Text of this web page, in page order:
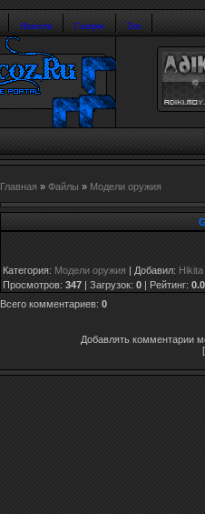
Новости Галерея Топ
Главная » Файлы » Модели оружия
Категория: Модели оружия | Добавил: Hikita
Просмотров: 347 | Загрузок: 0 | Рейтинг: 0.0
Всего комментариев: 0
Добавлять комментарии